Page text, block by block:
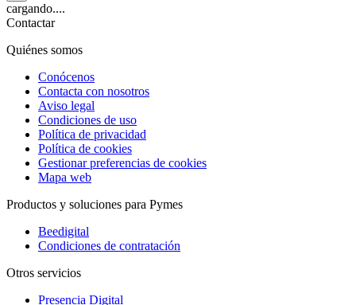
cargando....
Contactar
Quiénes somos
Conócenos
Contacta con nosotros
Aviso legal
Condiciones de uso
Política de privacidad
Política de cookies
Gestionar preferencias de cookies
Mapa web
Productos y soluciones para Pymes
Beedigital
Condiciones de contratación
Otros servicios
Presencia Digital